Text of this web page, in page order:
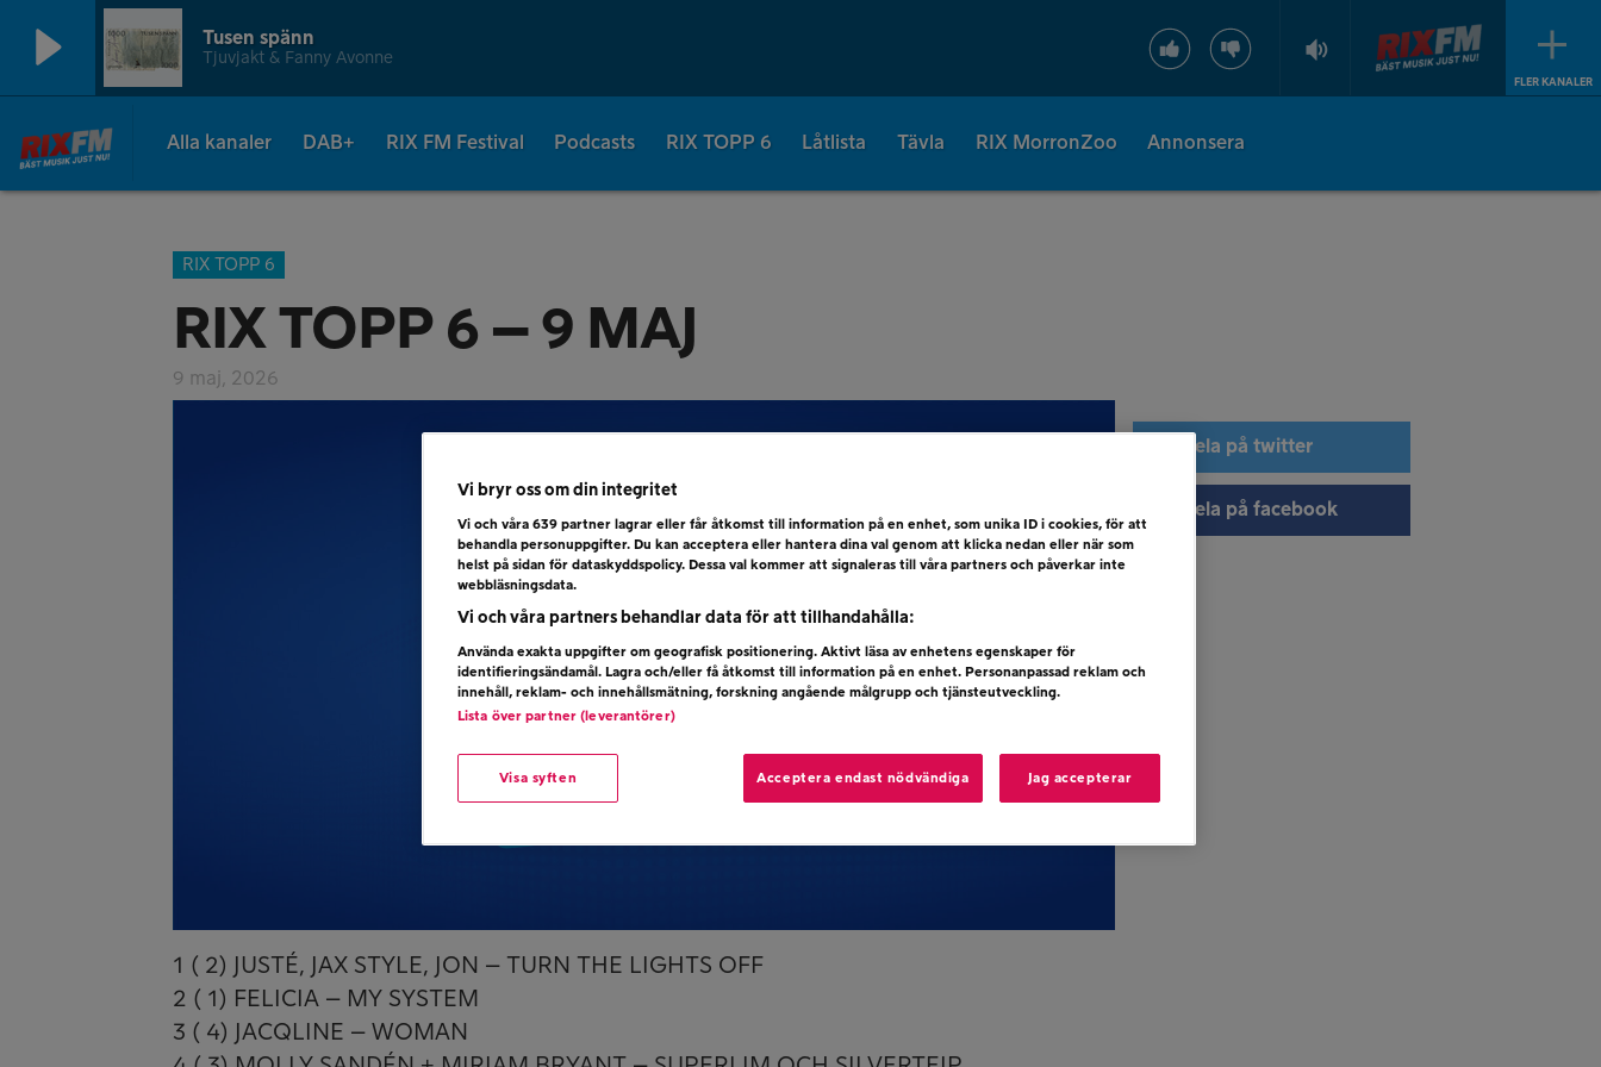
Tusen spänn
Tjuvjakt & Fanny Avonne
FLER KANALER
Alla kanaler DAB+ RIX FM Festival Podcasts RIX TOPP 6 Låtlista Tävla RIX MorronZoo Annonsera
RIX TOPP 6
RIX TOPP 6 – 9 MAJ
9 maj, 2026
1 ( 2) JUSTÉ, JAX STYLE, JON – TURN THE LIGHTS OFF
2 ( 1) FELICIA – MY SYSTEM
3 ( 4) JACQLINE – WOMAN
Dela på twitter
Dela på facebook
Vi bryr oss om din integritet
Vi och våra 639 partner lagrar eller får åtkomst till information på en enhet, som unika ID i cookies, för att
behandla personuppgifter. Du kan acceptera eller hantera dina val genom att klicka nedan eller när som
helst på sidan för dataskyddspolicy. Dessa val kommer att signaleras till våra partners och påverkar inte
webbläsningsdata.
Vi och våra partners behandlar data för att tillhandahålla:
Använda exakta uppgifter om geografisk positionering. Aktivt läsa av enhetens egenskaper för
identifieringsändamål. Lagra och/eller få åtkomst till information på en enhet. Personanpassad reklam och
innehåll, reklam- och innehållsmätning, forskning angående målgrupp och tjänsteutveckling.
Lista över partner (leverantörer)
Acceptera endast nödvändiga Jag accepterar
Visa syften